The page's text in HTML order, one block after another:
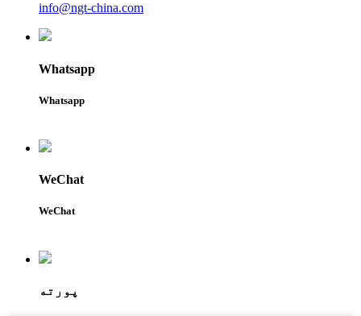
info@ngt-china.com
Whatsapp
Whatsapp
WeChat
WeChat
پورته